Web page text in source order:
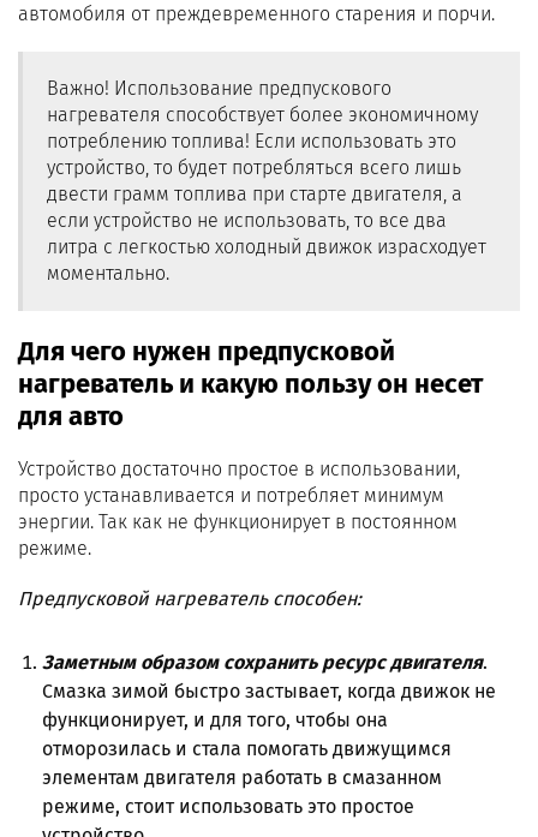
автомобиля от преждевременного старения и порчи.
Важно! Использование предпускового
нагревателя способствует более экономичному
потреблению топлива! Если использовать это
устройство, то будет потребляться всего лишь
двести грамм топлива при старте двигателя, а
если устройство не использовать, то все два
литра с легкостью холодный движок израсходует
моментально.
Для чего нужен предпусковой
нагреватель и какую пользу он несет
для авто
Устройство достаточно простое в использовании,
просто устанавливается и потребляет минимум
энергии. Так как не функционирует в постоянном
режиме.
Предпусковой нагреватель способен:
Заметным образом сохранить ресурс двигателя.
Смазка зимой быстро застывает, когда движок не
функционирует, и для того, чтобы она
отморозилась и стала помогать движущимся
элементам двигателя работать в смазанном
режиме, стоит использовать это простое